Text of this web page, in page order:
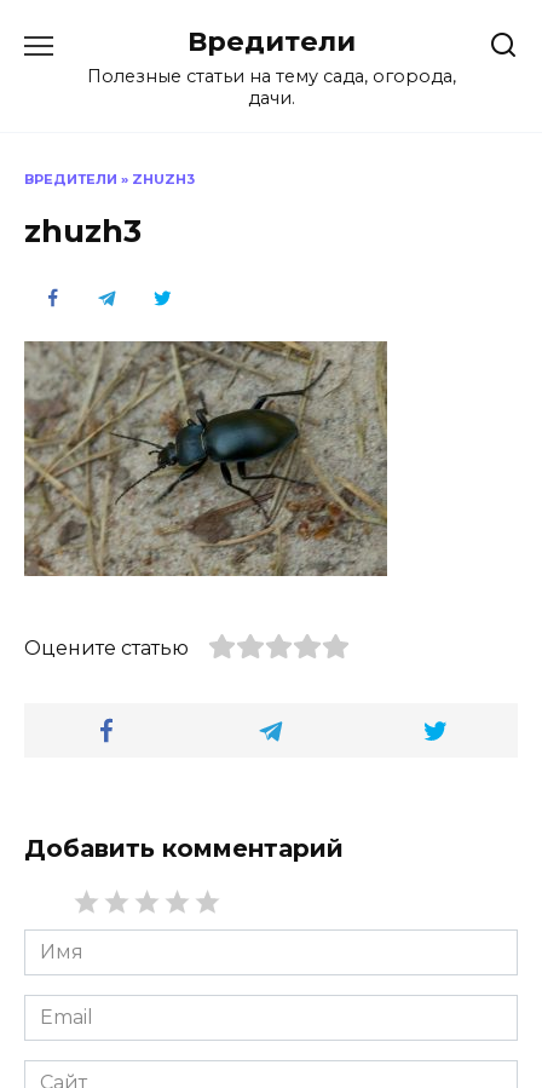
содержанию
Вредители
Полезные статьи на тему сада, огорода,
дачи.
ВРЕДИТЕЛИ » ZHUZH3
zhuzh3
Оцените статью
Добавить комментарий
Имя
*
Email
*
Сайт